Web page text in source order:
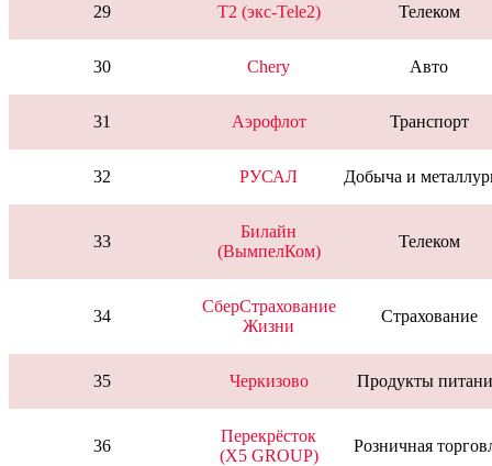
29 T2 (экс-Tele2) Телеком
30 Chery Авто
31 Аэрофлот Транспорт
32 РУСАЛ Добыча и
33
Билайн
(ВымпелКом)
Телеком
34
СберСтрахование
Жизни
Страхование
35 Черкизово Продукты
36
Перекрёсток
(X5 GROUP)
Розничная